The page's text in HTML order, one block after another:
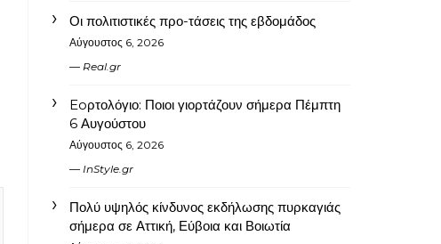
Οι πολιτιστικές προ-τάσεις της εβδομάδος
Αύγουστος 6, 2026
Real.gr
Eoρτολόγιο: Ποιοι γιορτάζουν σήμερα Πέμπτη
6 Αυγούστου
Αύγουστος 6, 2026
InStyle.gr
Πολύ υψηλός κίνδυνος εκδήλωσης πυρκαγιάς
σήμερα σε Αττική, Εύβοια και Βοιωτία